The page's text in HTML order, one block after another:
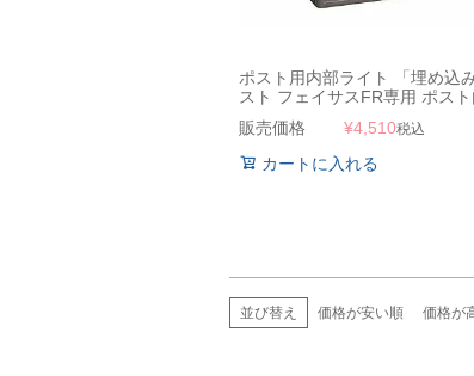
ポスト用内部ライト 「埋め込
スト フェイサスFR専用 ポスト
LEDライト」
販売価格 ¥4,510税込
カートに入れる
並び替え 価格が安い順 価格が